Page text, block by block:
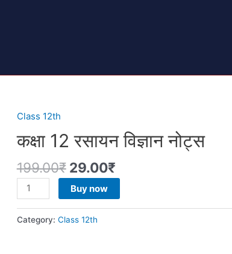
Class 12th
कक्षा 12 रसायन विज्ञान नोट्स
199.00₹ 29.00₹
Buy now
Category: Class 12th